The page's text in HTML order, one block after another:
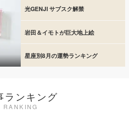
光GENJI サブスク解禁
岩田＆イモトが巨大地上絵
星座別8月の運勢ランキング
ランキング
RANKING